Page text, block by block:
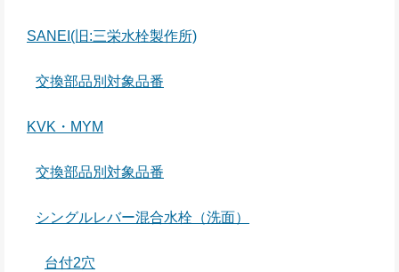
SANEI(旧:三栄水栓製作所)
交換部品別対象品番
KVK・MYM
交換部品別対象品番
シングルレバー混合水栓（洗面）
台付2穴